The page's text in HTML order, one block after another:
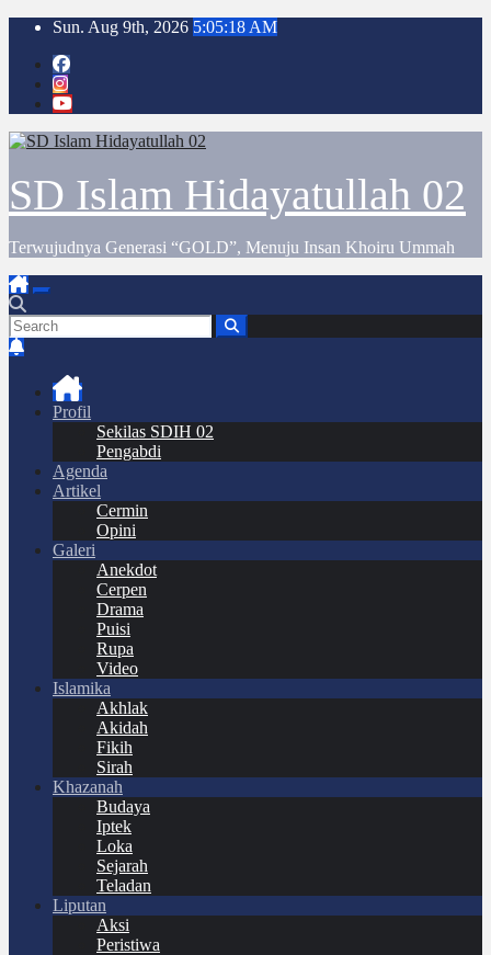
Skip
content
Sun. Aug 9th, 2026 5:05:18 AM
SD Islam Hidayatullah 02
Terwujudnya Generasi “GOLD”, Menuju Insan Khoiru Ummah
Profil
Sekilas SDIH 02
Pengabdi
Agenda
Artikel
Cermin
Opini
Galeri
Anekdot
Cerpen
Drama
Puisi
Rupa
Video
Islamika
Akhlak
Akidah
Fikih
Sirah
Khazanah
Budaya
Iptek
Loka
Sejarah
Teladan
Liputan
Aksi
Peristiwa